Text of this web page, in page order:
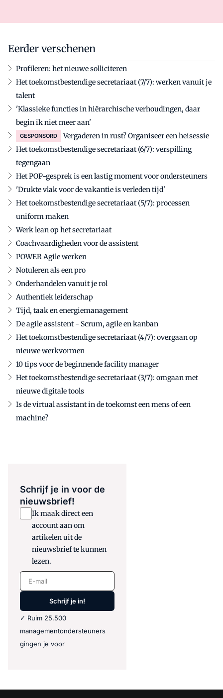
Eerder verschenen
Profileren: het nieuwe solliciteren
Het toekomstbestendige secretariaat (7/7): werken vanuit je
talent
'Klassieke functies in hiërarchische verhoudingen, daar
begin ik niet meer aan'
GESPONSORD
Vergaderen in rust? Organiseer een heisessie
Het toekomstbestendige secretariaat (6/7): verspilling
tegengaan
Het POP-gesprek is een lastig moment voor ondersteuners
'Drukte vlak voor de vakantie is verleden tijd'
Het toekomstbestendige secretariaat (5/7): processen
uniform maken
Werk lean op het secretariaat
Coachvaardigheden voor de assistent
POWER Agile werken
Notuleren als een pro
Onderhandelen vanuit je rol
Authentiek leiderschap
Tijd, taak en energiemanagement
De agile assistent - Scrum, agile en kanban
Het toekomstbestendige secretariaat (4/7): overgaan op
nieuwe werkvormen
10 tips voor de beginnende facility manager
Het toekomstbestendige secretariaat (3/7): omgaan met
nieuwe digitale tools
Is de virtual assistant in de toekomst een mens of een
machine?
Schrijf je in voor de
nieuwsbrief!
Ik maak direct een
account aan om
artikelen uit de
nieuwsbrief te kunnen
lezen.
E-mail
Schrijf je in!
✓ Ruim 25.500
managementondersteuners
gingen je voor